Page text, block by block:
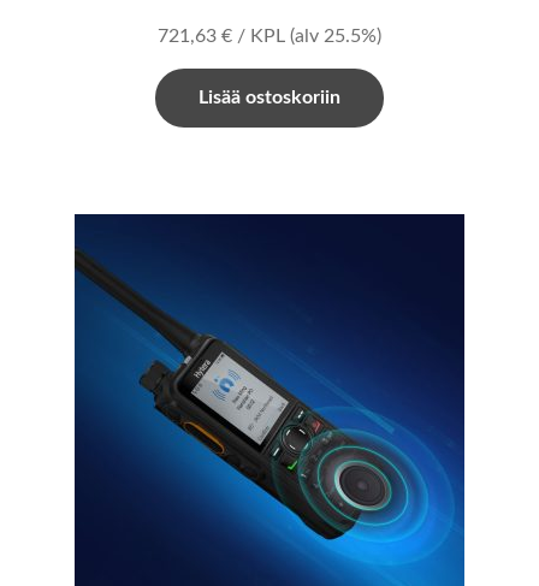
721,63 € / KPL (alv 25.5%)
Lisää ostoskoriin